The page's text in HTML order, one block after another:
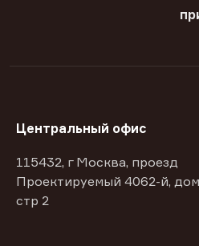
Центральный офис
115432, г Москва, проезд
Проектируемый 4062-й,
стр 2